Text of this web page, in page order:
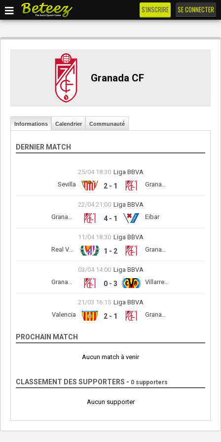
S'INSCRIRE SE CONNECTER
Granada CF
Informations Calendrier Communauté
DERNIER MATCH
25/04 18:30 Liga BBVA
Sevilla
2 - 1 Granada CF
22/04 21:00 Liga BBVA
Granada CF
4 - 1 Eibar
11/04 18:30 Liga BBVA
Real Valladolid
1 - 2 Granada CF
03/04 14:00 Liga BBVA
Granada CF
0 - 3 Villarreal CF
21/03 16:15 Liga BBVA
Valencia
2 - 1 Granada CF
PROCHAIN MATCH
Aucun match à venir
CLASSEMENT DES SUPPORTERS - 0 supporters
Aucun supporter